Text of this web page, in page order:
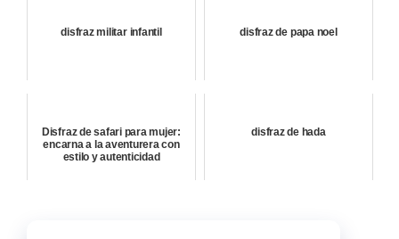
disfraz militar infantil disfraz de papa noel
Disfraz de safari para mujer:
encarna a la aventurera con
estilo y autenticidad
disfraz de hada